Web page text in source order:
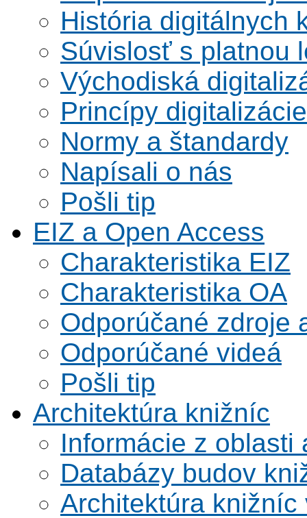
História digitálnych
Súvislosť s platnou
Východiská
Princípy digitalizácie
Normy a štandardy
Napísali o nás
Pošli tip
EIZ a Open Access
Charakteristika EIZ
Charakteristika OA
Odporúčané zdroje
Odporúčané videá
Pošli tip
Architektúra knižníc
Informácie z oblasti
Databázy budov
Architektúra knižníc